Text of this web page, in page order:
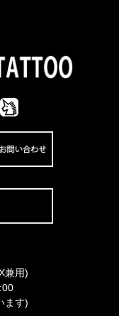
兼用)
ます)